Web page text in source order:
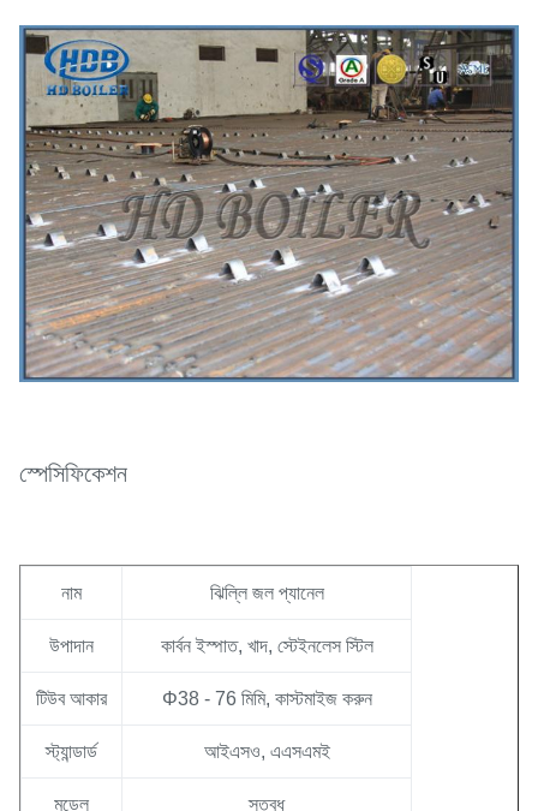
স্পেসিফিকেশন
নাম ঝিল্লি জল প্যানেল
উপাদান কার্বন ইস্পাত, খাদ, স্টেইনলেস স্টিল
টিউব আকার Φ38 - 76 মিমি, কাস্টমাইজ করুন
স্ট্যান্ডার্ড আইএসও, এএসএমই
মডেল স্তব্ধ